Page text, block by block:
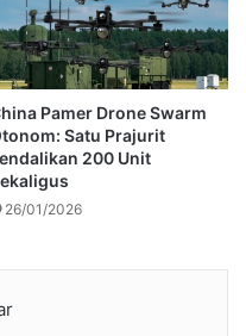
Pamer Drone Swarm
Satu Prajurit
200 Unit
26/01/2026